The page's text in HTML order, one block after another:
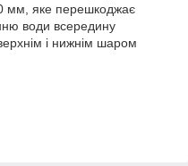
мм, яке перешкоджає
води всередину
і нижнім шаром